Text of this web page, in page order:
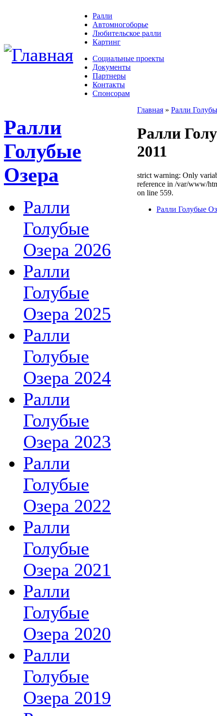
Ралли
Автомногоборье
Любительское ралли
Картинг
Социальные проекты
Документы
Партнеры
Контакты
Спонсорам
Ралли
Голубые
Озера
Ралли
Голубые
Озера 2026
Ралли
Голубые
Озера 2025
Ралли
Голубые
Озера 2024
Ралли
Голубые
Озера 2023
Ралли
Голубые
Озера 2022
Ралли
Голубые
Озера 2021
Ралли
Голубые
Озера 2020
Ралли
Голубые
Озера 2019
Главная » Ралли
Ралли
2011
strict warning: Only
reference in /var/www/
on line 559.
Ралли Голубые